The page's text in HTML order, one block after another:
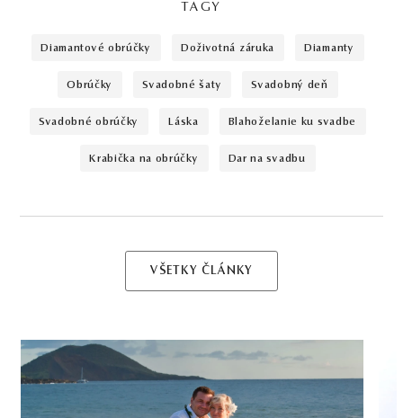
TAGY
diamantové obrúčky doživotná záruka diamanty
obrúčky svadobné šaty svadobný deň
svadobné obrúčky láska blahoželanie ku svadbe
krabička na obrúčky dar na svadbu
VŠETKY ČLÁNKY